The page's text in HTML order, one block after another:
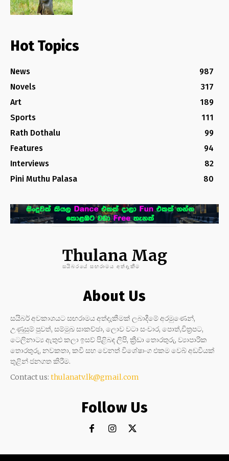
Hot Topics
News
987
Novels
317
Art
189
Sports
111
Rath Dothalu
99
Features
94
Interviews
82
Pini Muthu Palasa
80
Thulana Mag
සයිබරයේ සඟරාමය අත්දැකීම
About Us
සයිබර් අවකාශයට සඟරාමය අත්දැකීමක් ලබාදීමේ අරමුණෙන්,
උණුසුම් පුවත්, සම්මුඛ සාකච්ඡා, ලොව වටා සංචාර, පොත්,චිත්‍රපට,
ටෙලිනාට්‍ය ඇතුළු කලා ඉසව් පිළිබඳ ලිපි, ක්‍රීඩා තොරතුරු, ව්‍යාපාරික
තොරතුරු, නවකතා, කවි සහ වෙනත් විශේෂාංග එකම වෙබ් අඩවියක්
තුළින් ජනගත කිරීම.
Contact us: thulanatv.lk@gmail.com
Follow Us